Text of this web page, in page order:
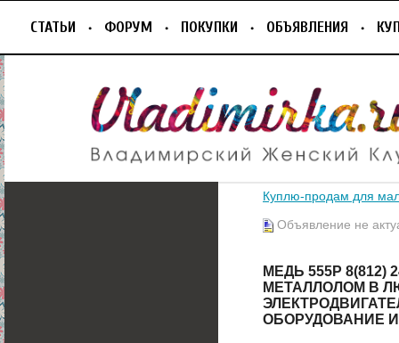
СТАТЬИ ФОРУМ ПОКУПКИ ОБЪЯВЛЕНИЯ
Куплю-продам для
Объявление не
МЕДЬ 555Р
МЕТАЛЛОЛОМ В
ОБОРУДОВАНИЕ